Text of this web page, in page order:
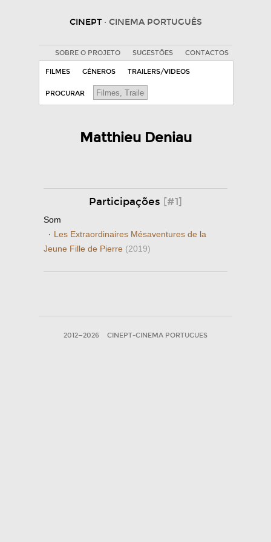
CINEPT · CINEMA PORTUGUÊS
SOBRE O PROJETO SUGESTÕES CONTACTOS
FILMES GÉNEROS TRAILERS/VIDEOS
PROCURAR
Matthieu Deniau
Participações [#1]
Som
· Les Extraordinaires Mésaventures de la
Jeune Fille de Pierre (2019)
2012—2026 CINEPT-CINEMA PORTUGUES